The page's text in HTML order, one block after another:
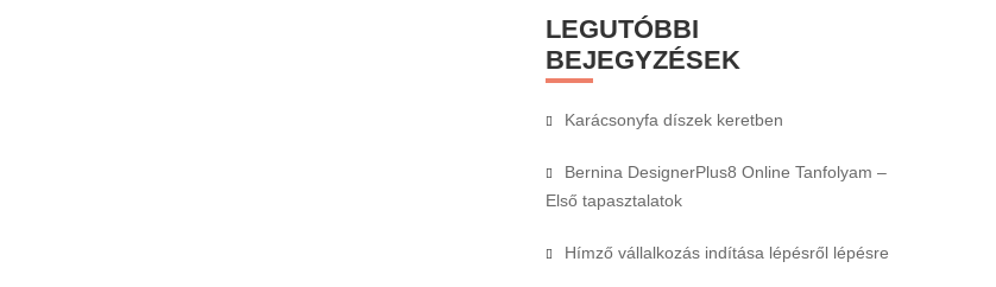
LEGUTÓBBI
BEJEGYZÉSEK
Karácsonyfa díszek keretben
Bernina DesignerPlus8 Online Tanfolyam –
Első tapasztalatok
Hímző vállalkozás indítása lépésről lépésre